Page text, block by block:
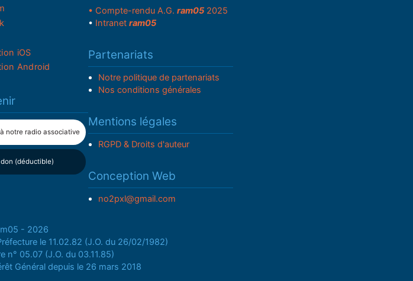
iOS
Android
notre radio associative
(déductible)
• Compte-rendu A.G. ram052025
• Intranet ram05
Partenariats
Notre politique de partenariats
Nos conditions générales
Mentions légales
RGPD & Droits d'auteur
Conception Web
no2pxl@gmail.com
- 2026
le 11.02.82 (J.O. du 26/02/1982)
n° 05.07 (J.O. du 03.11.85)
Général depuis le 26 mars 2018